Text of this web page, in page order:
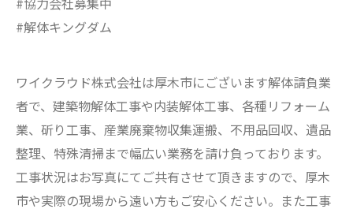
#解体キングダム
ワイクラウド株式会社は厚木市にございます解体請負業
者で、建築物解体工事や内装解体工事、各種リフォーム
業、斫り工事、産業廃棄物収集運搬、不用品回収、遺品
整理、特殊清掃まで幅広い業務を請け負っております。
工事状況はお写真にてご共有させて頂きますので、厚木
市や実際の現場から遠い方もご安心ください。また工事